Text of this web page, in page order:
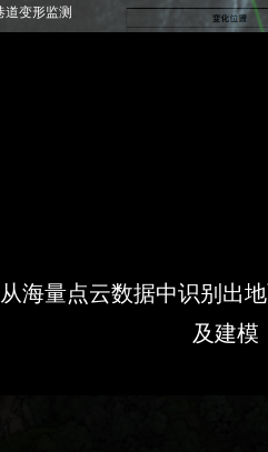
道变形监测
海量点云数据中识别出
及建模